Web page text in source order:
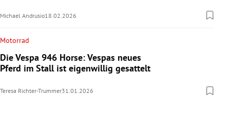
Michael Andrusio18.02.2026
Motorrad
Die Vespa 946 Horse: Vespas neues
Pferd im Stall ist eigenwillig gesattelt
Teresa Richter-Trummer31.01.2026